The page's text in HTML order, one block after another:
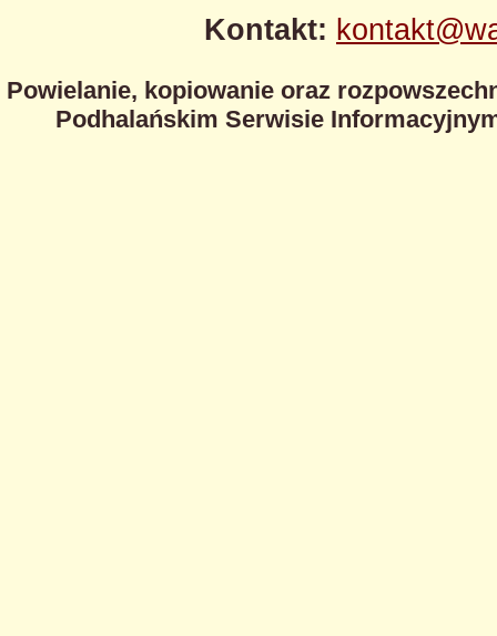
Kontakt:
Powielanie, kopiowanie oraz
Podhalańskim Serwisie